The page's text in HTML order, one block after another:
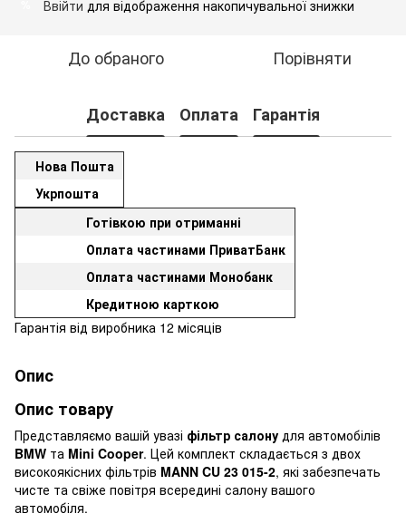
Ввійти для відображення накопичувальної знижки
До обраного Порівняти
Доставка Оплата Гарантія
Нова Пошта
Укрпошта
Готівкою при отриманні
Оплата частинами ПриватБанк
Оплата частинами Монобанк
Кредитною карткою
Гарантія від виробника 12 місяців
Опис
Опис товару
Представляємо вашій увазі фільтр салону для автомобілів
BMW та Mini Cooper. Цей комплект складається з двох
високоякісних фільтрів MANN CU 23 015-2, які забезпечать
чисте та свіже повітря всередині салону вашого
автомобіля.